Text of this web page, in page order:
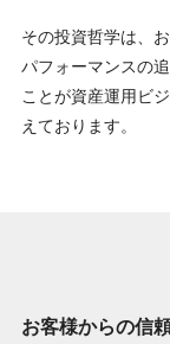
その投資哲学は、
パフォーマンスの
ことが資産運用ビ
えております。
お客様からの信